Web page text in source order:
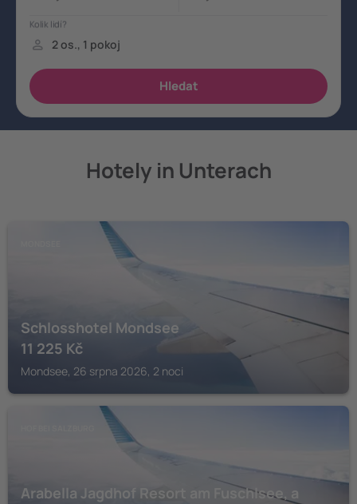
Hotely in Unterach
Schlosshotel Mondsee
11 225 Kč
Mondsee, 26 srpna 2026, 2 noci
Arabella Jagdhof Resort am Fuschlsee, a